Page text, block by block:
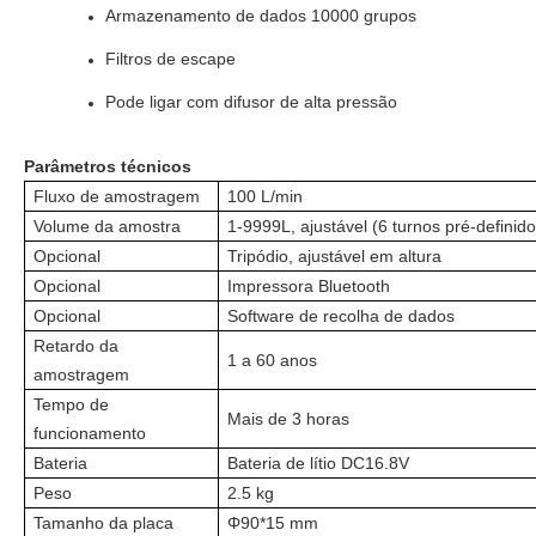
Armazenamento de dados 10000 grupos
Filtros de escape
Pode ligar com difusor de alta pressão
Parâmetros técnicos
Fluxo de amostragem
100 L/min
Volume da amostra
1-9999L, ajustável (6 turnos pré-
Opcional
Tripódio, ajustável em altura
Opcional
Impressora Bluetooth
Opcional
Software de recolha de dados
Retardo da
amostragem
1 a 60 anos
Tempo de
funcionamento
Mais de 3 horas
Bateria
Bateria de lítio DC16.8V
Peso
2.5 kg
Tamanho da placa
Φ90*15 mm